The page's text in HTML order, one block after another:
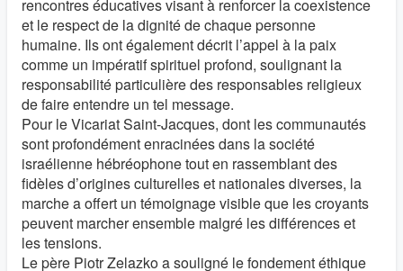
rencontres éducatives visant à renforcer la coexistence
et le respect de la dignité de chaque personne
humaine. Ils ont également décrit l’appel à la paix
comme un impératif spirituel profond, soulignant la
responsabilité particulière des responsables religieux
de faire entendre un tel message.
Pour le Vicariat Saint-Jacques, dont les communautés
sont profondément enracinées dans la société
israélienne hébréophone tout en rassemblant des
fidèles d’origines culturelles et nationales diverses, la
marche a offert un témoignage visible que les croyants
peuvent marcher ensemble malgré les différences et
les tensions.
Le père Piotr Zelazko a souligné le fondement éthique